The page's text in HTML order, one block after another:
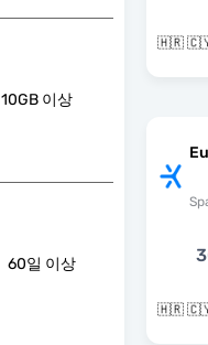
10GB 이상
60일 이상